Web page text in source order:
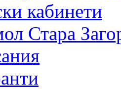
кабинети
Стара